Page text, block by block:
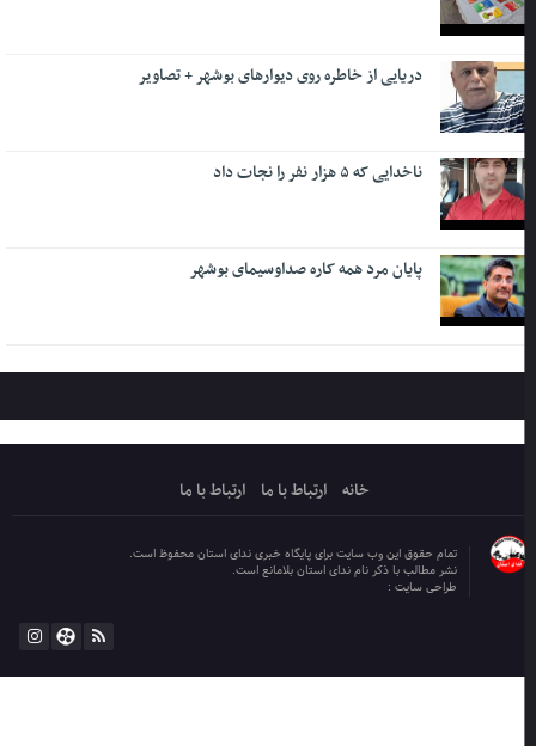
دریایی از خاطره روی دیوارهای بوشهر + تصاویر
ناخدایی که ۵ هزار نفر را نجات داد
پایان مرد همه کاره صداوسیمای بوشهر
خانه ارتباط با ما ارتباط با ما
تمام حقوق این وب سایت برای پایگاه خبری ندای استان محفوظ است.
نشر مطالب با ذکر نام ندای استان بلامانع است.
طراحی سایت :کلکسیون طراحی